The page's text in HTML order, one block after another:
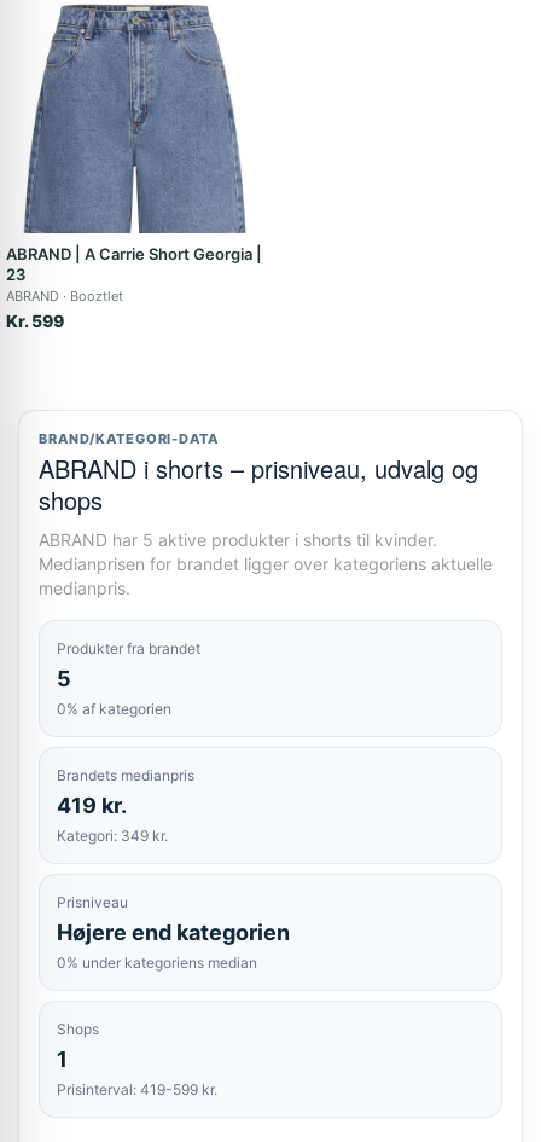
ABRAND | A Carrie Short Georgia |
23
ABRAND Booztlet
Kr. 599
BRAND/KATEGORI-DATA
ABRAND i shorts – prisniveau, udvalg og
shops
ABRAND har 5 aktive produkter i shorts til kvinder.
Medianprisen for brandet ligger over kategoriens aktuelle
medianpris.
Produkter fra brandet
5
0% af kategorien
Brandets medianpris
419 kr.
Kategori: 349 kr.
Prisniveau
Højere end kategorien
0% under kategoriens median
Shops
1
Prisinterval: 419-599 kr.